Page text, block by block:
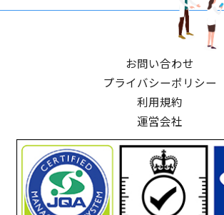
お問い合わせ
プライバシーポリシー
利用規約
運営会社